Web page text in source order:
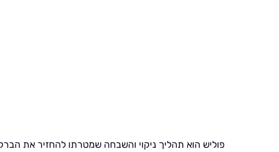
פוליש הוא תהליך ניקוי והשבחה שמטרתו להחזיר את